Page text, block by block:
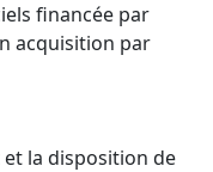
financée par
acquisition par
la disposition de